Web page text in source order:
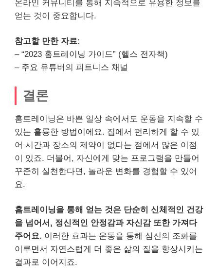
온라인 커뮤니티를 통해 지속적으로 유용한 정보를
얻는 것이 중요합니다.
참고할 만한 자료:
– “2023 홈트레이닝 가이드” (헬스 전자책)
– 주요 유튜버의 피트니스 채널
결론
홈트레이닝은 바쁜 일상 속에서도 운동을 지속할 수
있는 훌륭한 방법이에요. 집에서 편리하게 할 수 있
어 시간과 장소의 제약이 없다는 점에서 많은 이점
이 있죠. 더불어, 자신에게 맞는 프로그램을 만들어
꾸준히 실천한다면, 놀라운 변화를 경험할 수 있어
요.
홈트레이닝을 통해 얻는 것은 단순히 신체적인 건강
을 넘어서, 정신적인 안정감과 자신감 또한 가져다
주어요. 이러한 효과는 운동을 통해 심신의 조화를
이루면서 자연스럽게 더 좋은 삶의 질을 향상시키는
결과로 이어지죠.